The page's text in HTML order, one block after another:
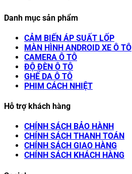
Danh mục sản phẩm
CẢM BIẾN ÁP SUẤT LỐP
MÀN HÌNH ANDROID XE Ô TÔ
CAMERA Ô TÔ
ĐỘ ĐÈN Ô TÔ
GHẾ DA Ô TÔ
PHIM CÁCH NHIỆT
Hỗ trợ khách hàng
CHÍNH SÁCH BẢO HÀNH
CHÍNH SÁCH THANH TOÁN
CHÍNH SÁCH GIAO HÀNG
CHÍNH SÁCH KHÁCH HÀNG